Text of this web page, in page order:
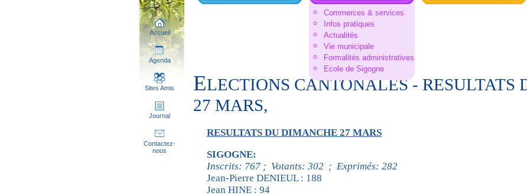
Accueil
Agenda
Sites Amis
Journal
Contactez-
nous
Commerces & services
Infos pratiques
Actualités
Vie municipale
Formalités administratives
Ecole de Sigogne
ELECTIONS CANTONALES - RESULTATS
27 MARS,
RESULTATS DU DIMANCHE 27 MARS
SIGOGNE:
Inscrits: 767 ; Votants: 302 ; Exprimés: 282
Jean-Pierre DENIEUL : 188
Jean HINE : 94